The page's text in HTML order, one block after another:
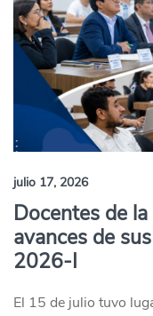
julio 17, 2026
Docentes de
avances de
2026-I
El 15 de julio tuvo